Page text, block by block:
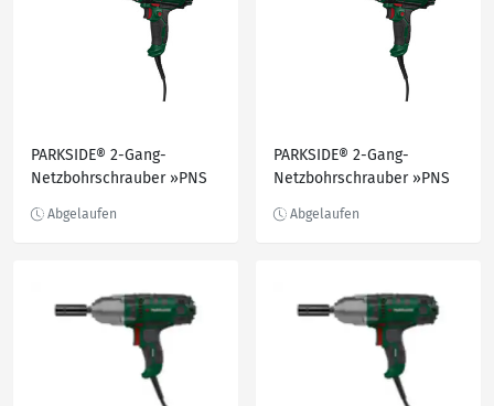
PARKSIDE® 2-Gang-
Netzbohrschrauber »PNS
PARKSIDE® 2-Gang-
Netzbohrschrauber »PNS